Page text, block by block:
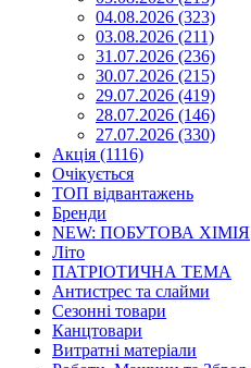
04.08.2026 (323)
03.08.2026 (211)
31.07.2026 (236)
30.07.2026 (215)
29.07.2026 (419)
28.07.2026 (146)
27.07.2026 (330)
Акція (1116)
Очікується
ТОП відвантажень
Бренди
NEW: ПОБУТОВА ХІМІЯ
Літо
ПАТРІОТИЧНА ТЕМА
Антистрес та слайми
Сезонні товари
Канцтовари
Витратні матеріали